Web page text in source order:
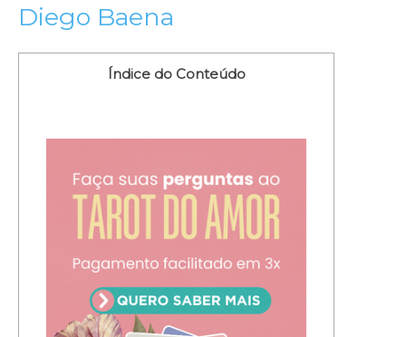
Diego Baena
Índice do Conteúdo